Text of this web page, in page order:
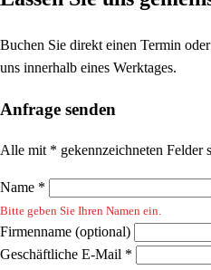
Buchen Sie direkt einen Termin
uns innerhalb eines Werktages.
Anfrage senden
Alle mit * gekennzeichneten Felder
Name *
Bitte geben Sie Ihren Namen ein.
Firmenname (optional)
Geschäftliche E-Mail *